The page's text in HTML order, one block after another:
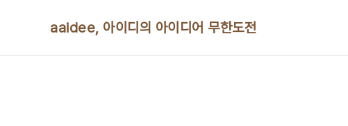
aaidee, 아이디의 아이디어 무한도전